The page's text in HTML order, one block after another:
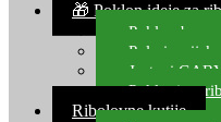
🎁 Poklon ideje za
Poklon bon
Polarizacijske
Jastuci
Pokloni za
Ribolovne kutije